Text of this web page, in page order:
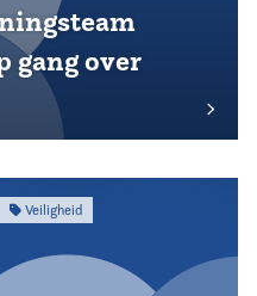
gang over
Veiligheid